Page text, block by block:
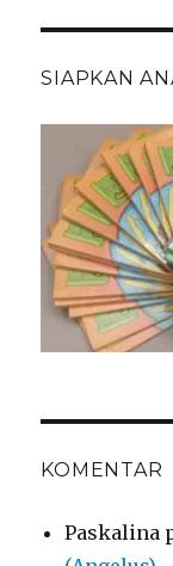
SIAPKAN
KOMENTAR
Paskalina